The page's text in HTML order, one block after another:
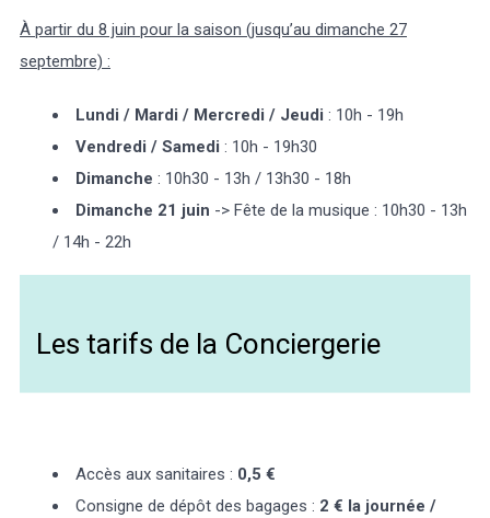
À partir du 8 juin pour la saison (jusqu’au dimanche 27
septembre) :
Lundi / Mardi / Mercredi / Jeudi : 10h - 19h
Vendredi / Samedi : 10h - 19h30
Dimanche : 10h30 - 13h / 13h30 - 18h
Dimanche 21 juin -> Fête de la musique : 10h30 - 13h
/ 14h - 22h
Les tarifs de la Conciergerie
Accès aux sanitaires : 0,5 €
Consigne de dépôt des bagages : 2 € la journée /